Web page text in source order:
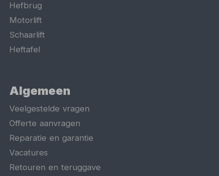
Hefbrug
Motorlift
Schaarlift
Heftafel
Algemeen
Veelgestelde vragen
Offerte aanvragen
Reparatie en garantie
Vacatures
Retouren en teruggave